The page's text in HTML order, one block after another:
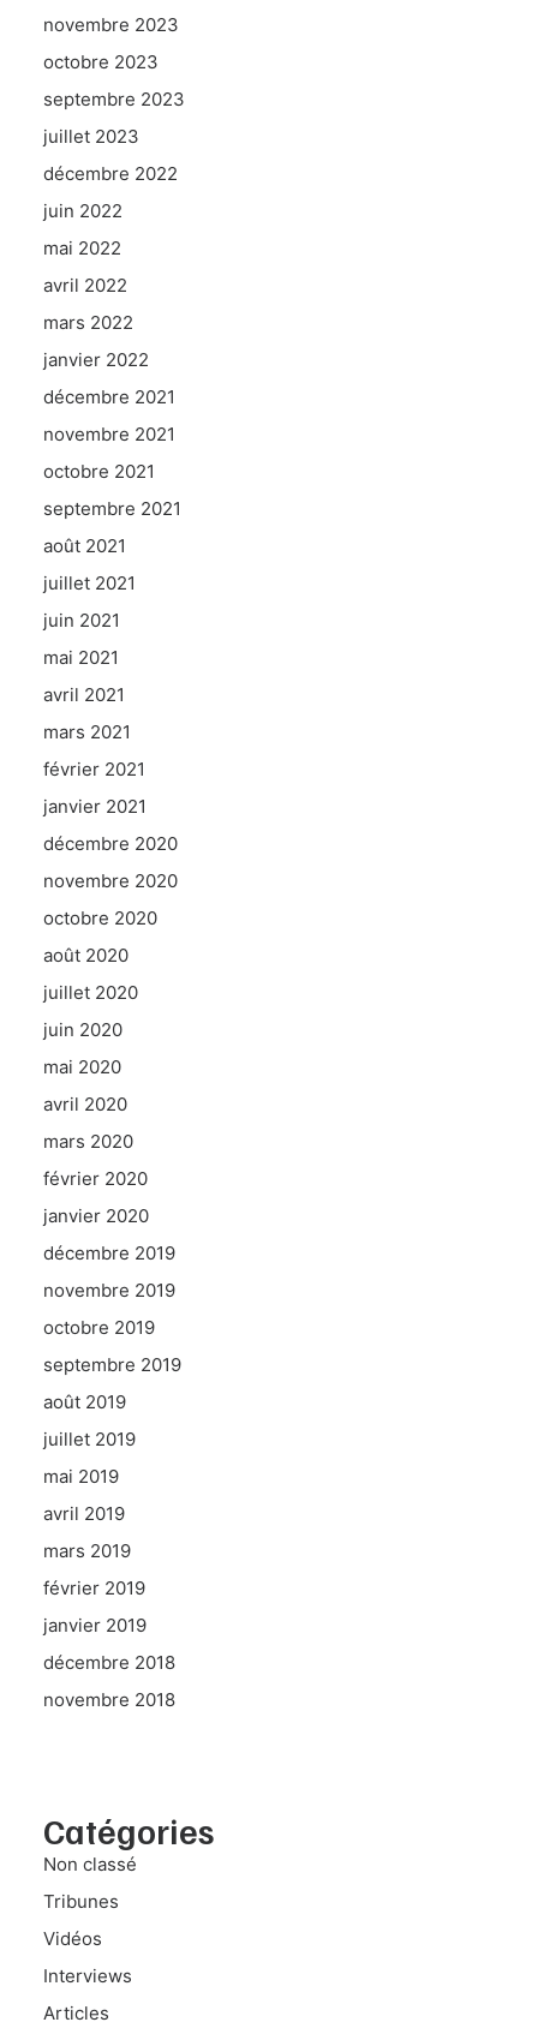
novembre 2023
octobre 2023
septembre 2023
juillet 2023
décembre 2022
juin 2022
mai 2022
avril 2022
mars 2022
janvier 2022
décembre 2021
novembre 2021
octobre 2021
septembre 2021
août 2021
juillet 2021
juin 2021
mai 2021
avril 2021
mars 2021
février 2021
janvier 2021
décembre 2020
novembre 2020
octobre 2020
août 2020
juillet 2020
juin 2020
mai 2020
avril 2020
mars 2020
février 2020
janvier 2020
décembre 2019
novembre 2019
octobre 2019
septembre 2019
août 2019
juillet 2019
mai 2019
avril 2019
mars 2019
février 2019
janvier 2019
décembre 2018
novembre 2018
Catégories
Non classé
Tribunes
Vidéos
Interviews
Articles